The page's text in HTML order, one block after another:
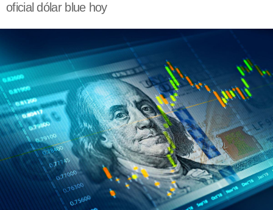
oficial dólar blue hoy